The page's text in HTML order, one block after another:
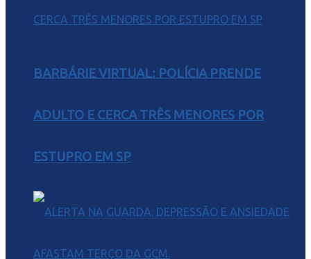
BARBÁRIE VIRTUAL: POLÍCIA PRENDE
ADULTO E CERCA TRÊS MENORES POR
ESTUPRO EM SP